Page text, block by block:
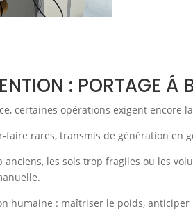
: PORTAGE Á
certaines opérations exigent encore
rares, transmis de génération
les sols trop fragiles ou les
humaine : maîtriser le poids,